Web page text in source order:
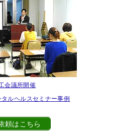
会議所開催
ルヘルスセミナー事例
頼はこちら